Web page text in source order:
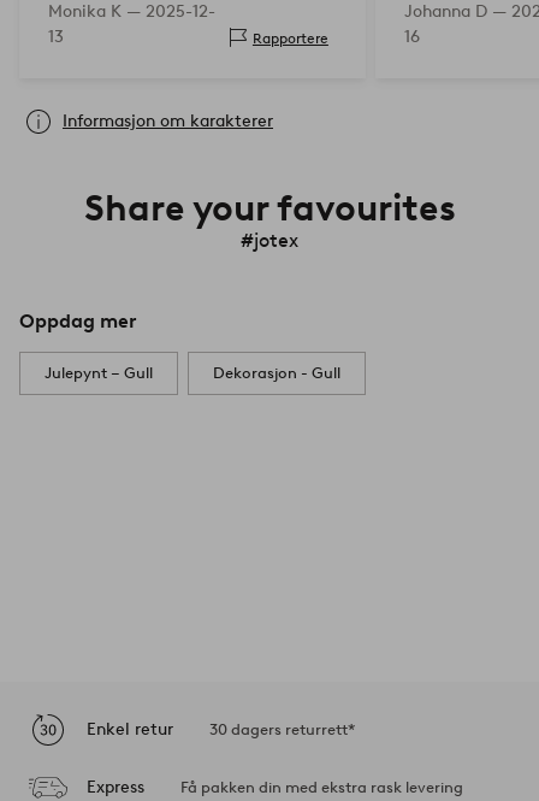
Monika K — 2025-12-
13
Rapportere
Johanna D —
16
Informasjon om karakterer
Share your favourites
#jotex
Oppdag mer
Julepynt – Gull Dekorasjon - Gull
Enkel retur 30 dagers returrett*
Express Få pakken din med ekstra rask levering